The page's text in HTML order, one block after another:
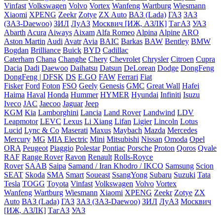
Vinfast Volkswagen Volvo Vortex Wanfeng Wartburg Wiesmann
Xiaomi XPENG Zeekr Zotye ZX Auto ВАЗ (Lada) ГАЗ ЗАЗ
(ЗАЗ-Daewoo) ЗИЛ ЛуАЗ Москвич [ИЖ, АЗЛК] ТагАЗ УАЗ
Abarth Acura Aiways Aixam Alfa Romeo Alpina Alpine ARO
Aston Martin Audi Avatr Avia BAIC Barkas BAW Bentley BMW
Bogdan Brilliance Buick BYD Cadillac
Caterham Chana Changhe Chery Chevrolet Chrysler Citroen Cupra
Dacia Dadi Daewoo Daihatsu Datsun DeLorean Dodge DongFeng
DongFeng | DFSK DS E.GO FAW Ferrari Fiat
Fisker Ford Foton FSO Geely Genesis GMC Great Wall Hafei
Haima Haval Honda Hummer HYMER Hyundai Infiniti Isuzu
Iveco JAC Jaecoo Jaguar Jeep
KGM Kia Lamborghini Lancia Land Rover Landwind LDV
Leapmotor LEVC Lexus Li Xiang Lifan Ligier Lincoln Lotus
Lucid Lync & Co Maserati Maxus Maybach Mazda Mercedes
Mercury MG MIA Electric Mini Mitsubishi Nissan Omoda Opel
ORA Peugeot Piaggio Polestar Pontiac Porsche Proton Qoros Qvale
RAF Range Rover Ravon Renault Rolls-Royce
Rover SAAB Saipa Samand / Iran Khodro / IKCO Samsung Scion
SEAT Skoda SMA Smart Soueast SsangYong Subaru Suzuki Tata
Tesla TOGG Toyota Vinfast Volkswagen Volvo Vortex
Wanfeng Wartburg Wiesmann Xiaomi XPENG Zeekr Zotye ZX
Auto ВАЗ (Lada) ГАЗ ЗАЗ (ЗАЗ-Daewoo) ЗИЛ ЛуАЗ Москвич
[ИЖ, АЗЛК] ТагАЗ УАЗ